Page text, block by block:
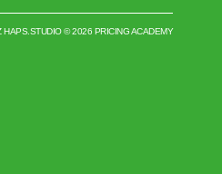
HAPS.STUDIO© 2026 PRICING ACADEMY